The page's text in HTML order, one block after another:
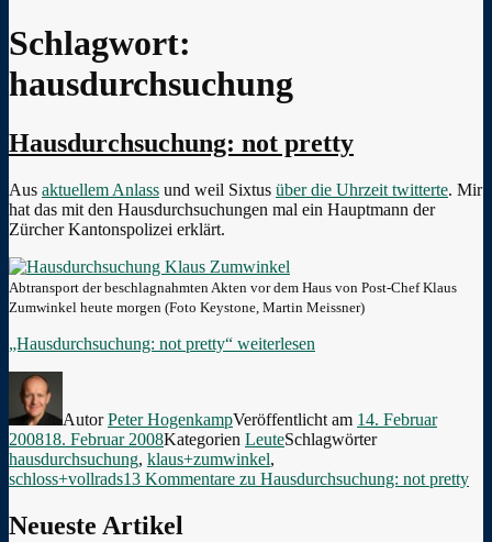
Schlagwort:
hausdurchsuchung
Hausdurchsuchung: not pretty
Aus aktuellem Anlass und weil Sixtus über die Uhrzeit twitterte. Mir
hat das mit den Hausdurchsuchungen mal ein Hauptmann der
Zürcher Kantonspolizei erklärt.
Abtransport der beschlagnahmten Akten vor dem Haus von Post-Chef Klaus
Zumwinkel heute morgen (Foto Keystone, Martin Meissner)
„Hausdurchsuchung: not pretty“ weiterlesen
AutorPeter HogenkampVeröffentlicht am 14. Februar
200818. Februar 2008Kategorien LeuteSchlagwörter
hausdurchsuchung, klaus+zumwinkel,
schloss+vollrads13 Kommentare zu Hausdurchsuchung: not pretty
Neueste Artikel